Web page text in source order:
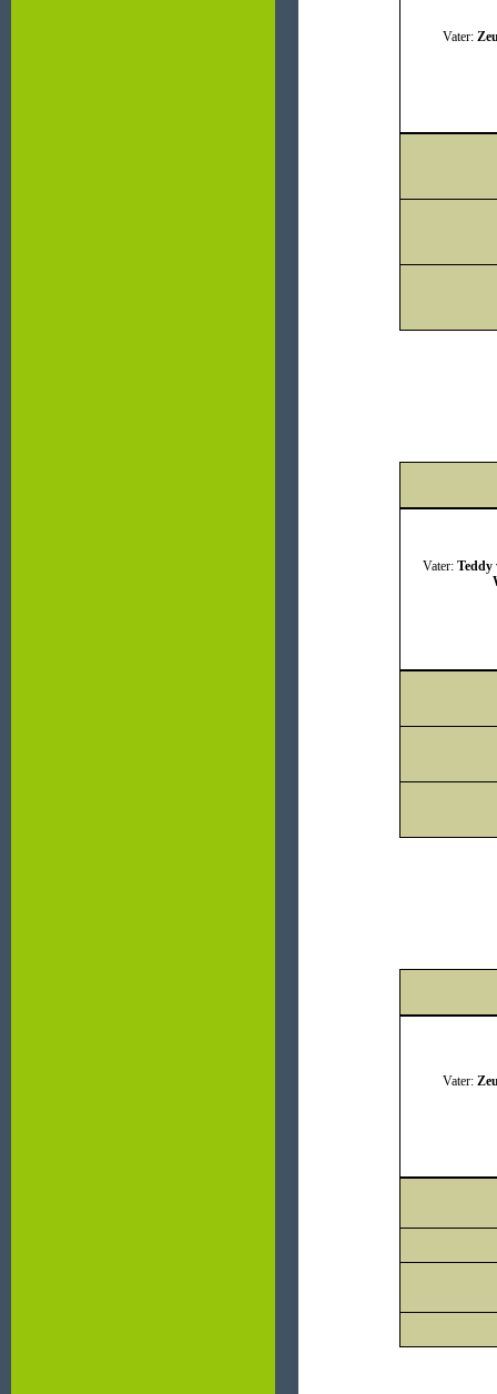
Vater:
Vater: Teddy
Vater: